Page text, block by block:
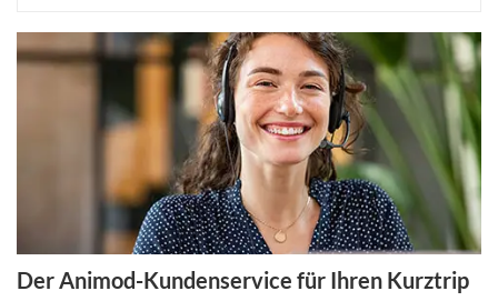
Der Animod-Kundenservice für Ihren Kurztrip